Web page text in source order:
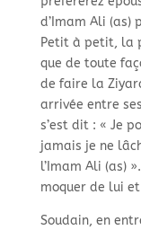
d’Imam Ali (as)
Petit à petit, la
que de toute
de faire la
arrivée entre
s’est dit : « Je
jamais je ne
l’Imam Ali (as)
moquer de lui
Soudain, en